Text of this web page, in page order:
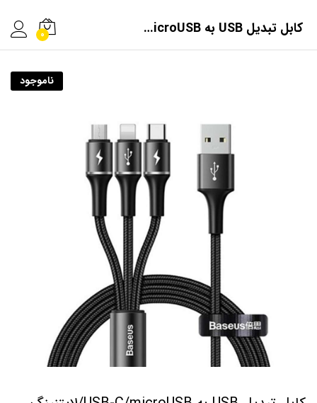
کابل تبدیل USB به USB-C/microUSB/لایتنینگ بیسوس مدل CAMLT-FA01 طول 1.2 متر 0
ناموجود